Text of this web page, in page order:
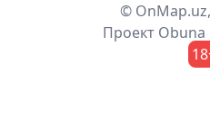
©
Проект Obuna